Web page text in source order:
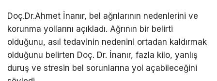
Doç.Dr.Ahmet İnanır, bel ağrılarının nedenlerini ve
korunma yollarını açıkladı. Ağrının bir belirti
olduğunu, asıl tedavinin nedenini ortadan kaldırmak
olduğunu belirten Doç. Dr. İnanır, fazla kilo, yanlış
duruş ve stresin bel sorunlarına yol açabileceğini